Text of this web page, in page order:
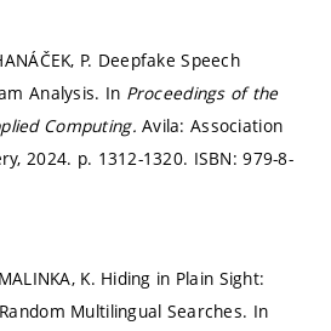
P. Deepfake Speech
Analysis. In Proceedings of the
Computing.Avila: Association
2024. p. 1312-1320. ISBN: 979-8-
K. Hiding in Plain Sight:
Multilingual Searches. In